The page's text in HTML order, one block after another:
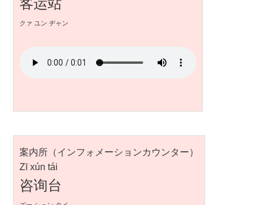
クァ ユン ヂャン
案内所（インフォメーションカウンター）
Zī xún tái
咨询台